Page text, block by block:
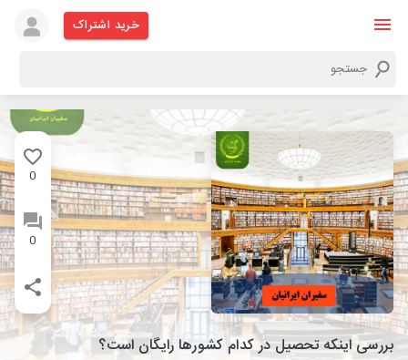
خرید اشتراک
0
0
بررسی اینکه تحصیل در کدام کشورها رایگان است؟